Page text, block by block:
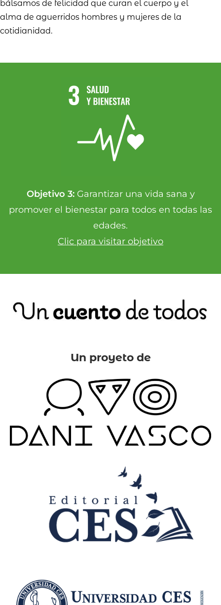
bálsamos de felicidad que curan el cuerpo y el
alma de aguerridos hombres y mujeres de la
cotidianidad.
Objetivo 3: Garantizar una vida sana y
promover el bienestar para todos en todas las
edades.
Clic para visitar objetivo
Un proyeto de